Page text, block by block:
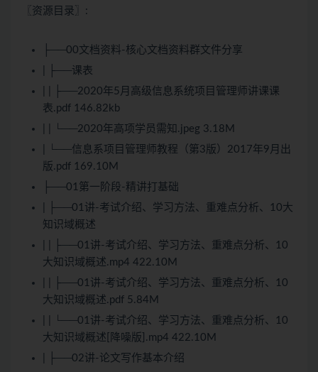
〖资源目录〗:
├──00文档资料-核心文档资料群文件分享
| ├──课表
| | ├──2020年5月高级信息系统项目管理师讲课课
表.pdf 146.82kb
| | └──2020年高项学员需知.jpeg 3.18M
| └──信息系项目管理师教程（第3版）2017年9月出
版.pdf 169.10M
├──01第一阶段-精讲打基础
| ├──01讲-考试介绍、学习方法、重难点分析、10大
知识域概述
| | ├──01讲-考试介绍、学习方法、重难点分析、10
大知识域概述.mp4 422.10M
| | ├──01讲-考试介绍、学习方法、重难点分析、10
大知识域概述.pdf 5.84M
| | └──01讲-考试介绍、学习方法、重难点分析、10
大知识域概述[降噪版].mp4 422.10M
| ├──02讲-论文写作基本介绍